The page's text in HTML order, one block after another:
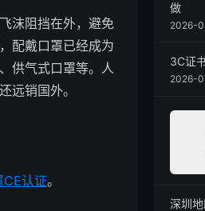
沫阻挡在外，避免
配戴口罩已经成为
供气式口罩等。人
远销国外。
CE认证。
做
2026-
3C证
2026-
深圳